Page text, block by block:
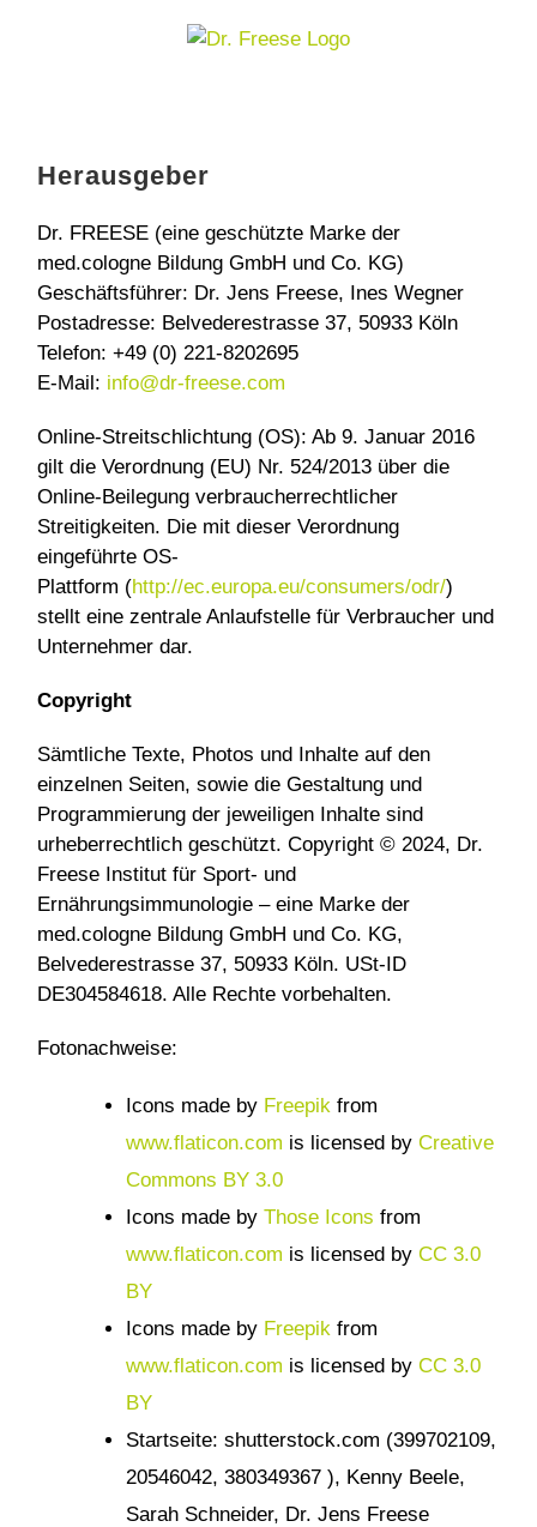
Herausgeber
Dr. FREESE (eine geschützte Marke der
med.cologne Bildung GmbH und Co. KG)
Geschäftsführer: Dr. Jens Freese, Ines Wegner
Postadresse: Belvederestrasse 37, 50933 Köln
Telefon: +49 (0) 221-8202695
E-Mail: info@dr-freese.com
Online-Streitschlichtung (OS): Ab 9. Januar 2016
gilt die Verordnung (EU) Nr. 524/2013 über die
Online-Beilegung verbraucherrechtlicher
Streitigkeiten. Die mit dieser Verordnung
eingeführte OS-
Plattform (http://ec.europa.eu/consumers/odr/)
stellt eine zentrale Anlaufstelle für Verbraucher und
Unternehmer dar.
Copyright
Sämtliche Texte, Photos und Inhalte auf den
einzelnen Seiten, sowie die Gestaltung und
Programmierung der jeweiligen Inhalte sind
urheberrechtlich geschützt. Copyright © 2024, Dr.
Freese Institut für Sport- und
Ernährungsimmunologie – eine Marke der
med.cologne Bildung GmbH und Co. KG,
Belvederestrasse 37, 50933 Köln. USt-ID
DE304584618. Alle Rechte vorbehalten.
Fotonachweise:
Icons made by Freepik from
www.flaticon.com is licensed by Creative
Commons BY 3.0
Icons made by Those Icons from
www.flaticon.com is licensed by CC 3.0
BY
Icons made by Freepik from
www.flaticon.com is licensed by CC 3.0
BY
Startseite: shutterstock.com (399702109,
20546042, 380349367 ), Kenny Beele,
Sarah Schneider, Dr. Jens Freese